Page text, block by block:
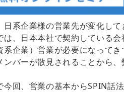
日系企業様の営業先が変化して
は、日本本社で契約している
系企業）営業が必要になって
ンバーが散見されることから、
今回、営業の基本からSPIN話